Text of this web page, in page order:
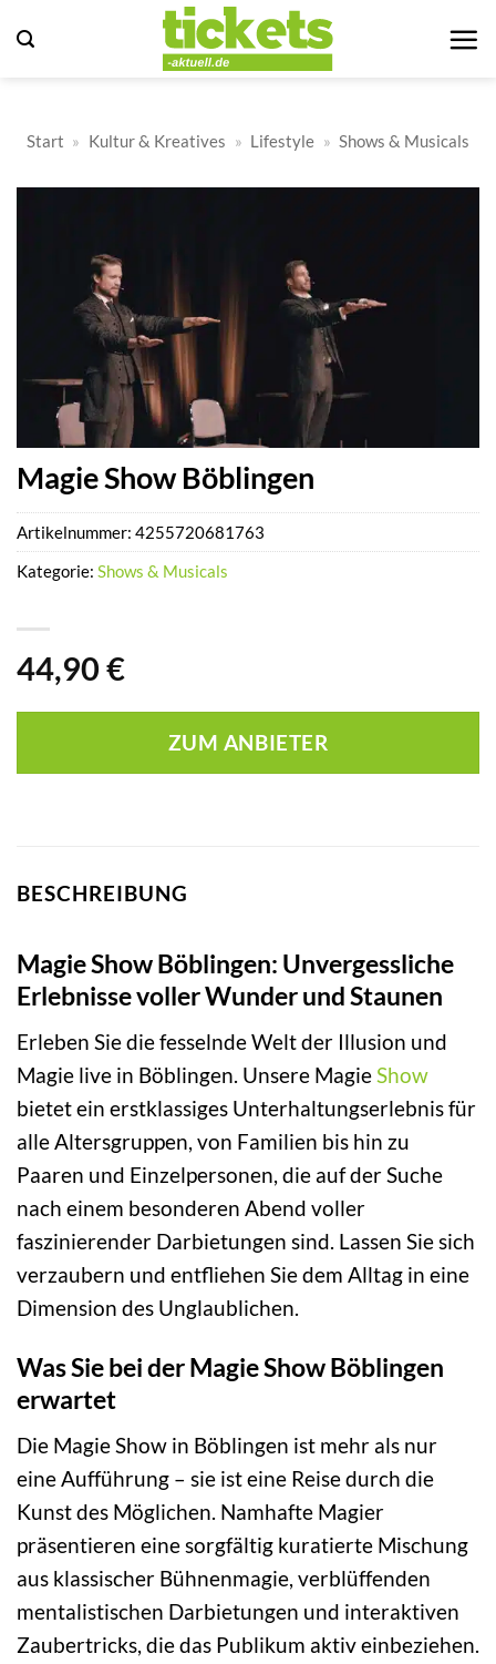
Inhalt
Start » Kultur & Kreatives » Lifestyle » Shows & Musicals
Magie Show Böblingen
44,90 €
ZUM ANBIETER
Artikelnummer: 4255720681763
Kategorie: Shows & Musicals
BESCHREIBUNG
Magie Show Böblingen: Unvergessliche
Erlebnisse voller Wunder und Staunen
Erleben Sie die fesselnde Welt der Illusion und
Magie live in Böblingen. Unsere Magie Show
bietet ein erstklassiges Unterhaltungserlebnis für
alle Altersgruppen, von Familien bis hin zu
Paaren und Einzelpersonen, die auf der Suche
nach einem besonderen Abend voller
faszinierender Darbietungen sind. Lassen Sie sich
verzaubern und entfliehen Sie dem Alltag in eine
Dimension des Unglaublichen.
Was Sie bei der Magie Show Böblingen
erwartet
Die Magie Show in Böblingen ist mehr als nur
eine Aufführung – sie ist eine Reise durch die
Kunst des Möglichen. Namhafte Magier
präsentieren eine sorgfältig kuratierte Mischung
aus klassischer Bühnenmagie, verblüffenden
mentalistischen Darbietungen und interaktiven
Zaubertricks, die das Publikum aktiv einbeziehen.